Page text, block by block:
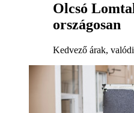
Olcsó
országosan
Kedvező árak,